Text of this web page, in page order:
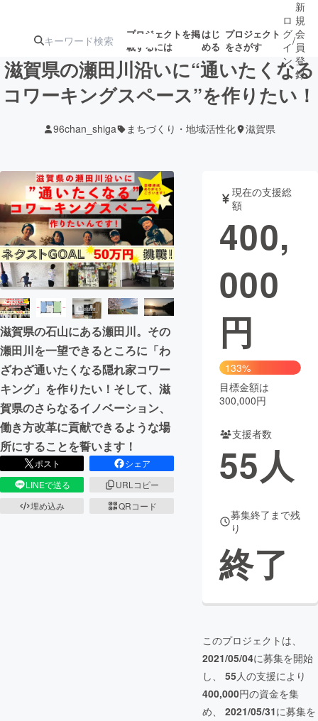
プロジェクトを掲
載するには
はじ
める
プロジェクト
をさがす
ターン
ジェクト
募集終了が近いプ
ロジェクト
もうすぐ公開
されます
アート・写真 音楽
テクノロジー・ガジェット ゲーム・サ
映像・映画
ビジネス・起業
まちづくり・地域活性化
CAMPFIRE for Social Good
CAMPFIRE Creation
CAMPFIREふるさと納税
コミュニティ
ロ
グ
イ
ン
/
新
規
会
員
登
録
滋賀県の瀬田川沿いに“通いたくなる
コワーキングスペース”を作りたい！
96chan_shiga まちづくり・地域活性化 滋賀県
滋賀県の石山にある瀬田川。その
瀬田川を一望できるところに「わ
ざわざ通いたくなる隠れ家コワー
キング」を作りたい！そして、滋
賀県のさらなるイノベーション、
働き方改革に貢献できるような場
所にすることを誓います！
ポスト
シェア
LINEで送る
URLコピー
埋め込み
QRコード
現在の支援総
額
400,
000
円
133%
目標金額は
300,000円
支援者数
55人
募集終了まで残
り
終了
このプロジェクトは、
2021/05/04に募集を開始
し、 55人の支援により
400,000円の資金を集
め、 2021/05/31に募集を